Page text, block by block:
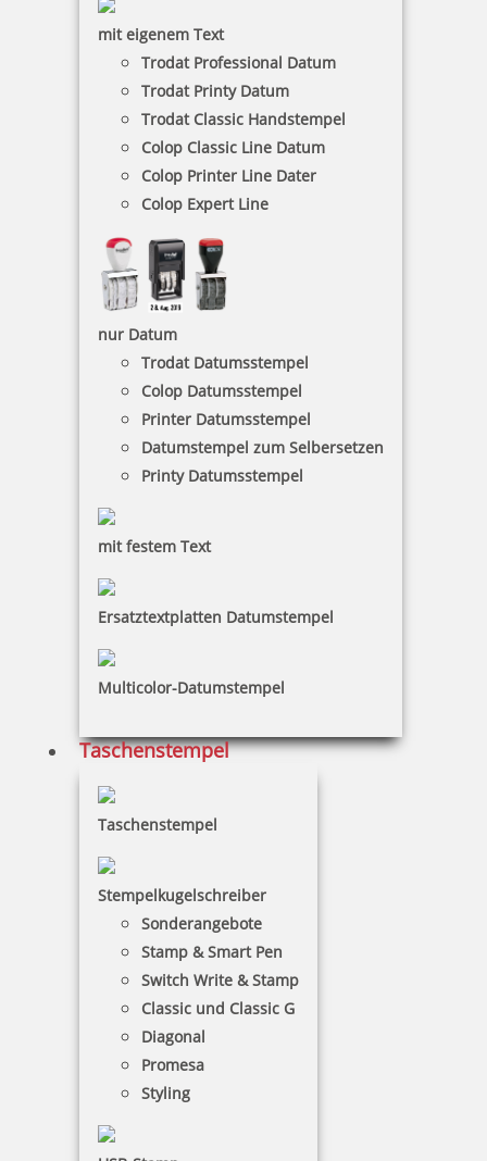
mit eigenem Text
Trodat Professional Datum
Trodat Printy Datum
Trodat Classic Handstempel
Colop Classic Line Datum
Colop Printer Line Dater
Colop Expert Line
nur Datum
Trodat Datumsstempel
Colop Datumsstempel
Printer Datumsstempel
Datumstempel zum Selbersetzen
Printy Datumsstempel
mit festem Text
Ersatztextplatten Datumstempel
Multicolor-Datumstempel
Taschenstempel
Taschenstempel
Stempelkugelschreiber
Sonderangebote
Stamp & Smart Pen
Switch Write & Stamp
Classic und Classic G
Diagonal
Promesa
Styling
20,30 €
Trodat Professional 5117 4.0 Wortbandstempel mit Datum 47x4
62,30 €
Trodat Professional 5117 4.0 Wortbandstempel mit Datum
80,25 €